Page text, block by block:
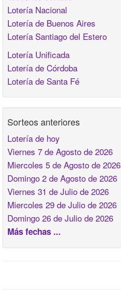
Lotería Nacional
Lotería de Buenos Aires
Lotería Santiago del Estero
Lotería Unificada
Lotería de Córdoba
Lotería de Santa Fé
Sorteos anteriores
Lotería de hoy
Viernes 7 de Agosto de 2026
Miercoles 5 de Agosto de 2026
Domingo 2 de Agosto de 2026
Viernes 31 de Julio de 2026
Miercoles 29 de Julio de 2026
Domingo 26 de Julio de 2026
Más fechas ...